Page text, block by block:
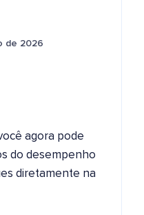
de 2026
agora pode
do desempenho
diretamente na